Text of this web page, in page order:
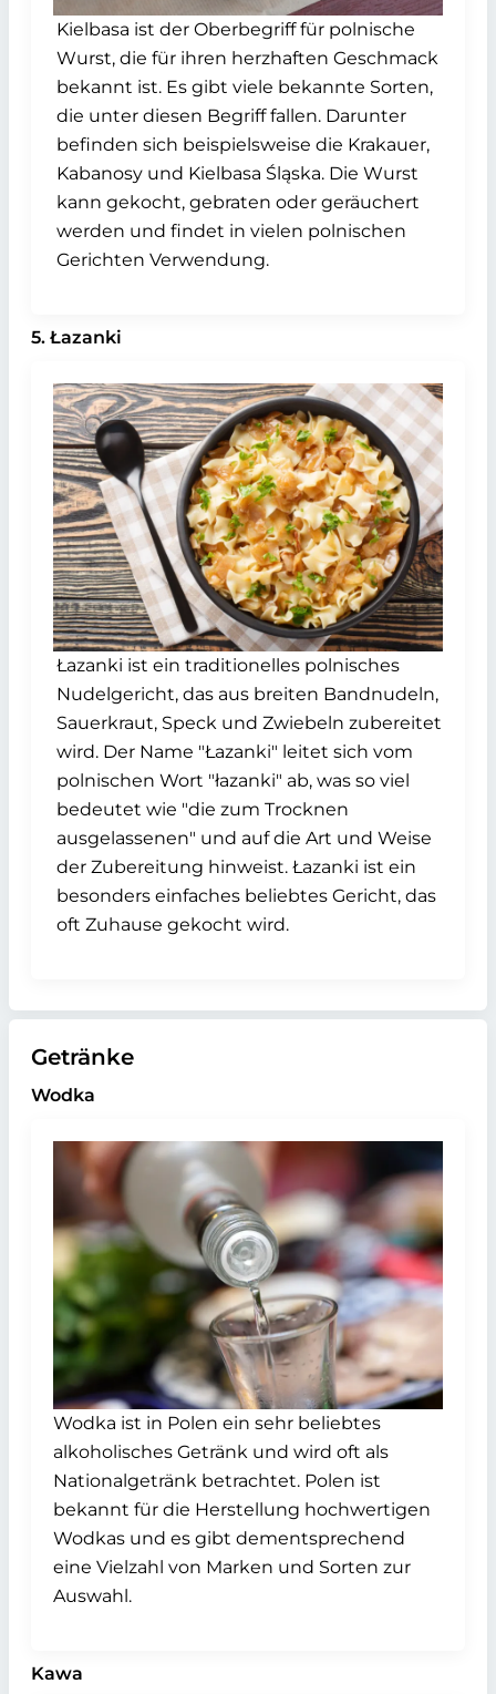
Kielbasa ist der Oberbegriff für polnische
Wurst, die für ihren herzhaften Geschmack
bekannt ist. Es gibt viele bekannte Sorten,
die unter diesen Begriff fallen. Darunter
befinden sich beispielsweise die Krakauer,
Kabanosy und Kielbasa Śląska. Die Wurst
kann gekocht, gebraten oder geräuchert
werden und findet in vielen polnischen
Gerichten Verwendung.
5. Łazanki
Łazanki ist ein traditionelles polnisches
Nudelgericht, das aus breiten Bandnudeln,
Sauerkraut, Speck und Zwiebeln zubereitet
wird. Der Name "Łazanki" leitet sich vom
polnischen Wort "łazanki" ab, was so viel
bedeutet wie "die zum Trocknen
ausgelassenen" und auf die Art und Weise
der Zubereitung hinweist. Łazanki ist ein
besonders einfaches beliebtes Gericht, das
oft Zuhause gekocht wird.
Getränke
Wodka
Wodka ist in Polen ein sehr beliebtes
alkoholisches Getränk und wird oft als
Nationalgetränk betrachtet. Polen ist
bekannt für die Herstellung hochwertigen
Wodkas und es gibt dementsprechend
eine Vielzahl von Marken und Sorten zur
Auswahl.
Kawa